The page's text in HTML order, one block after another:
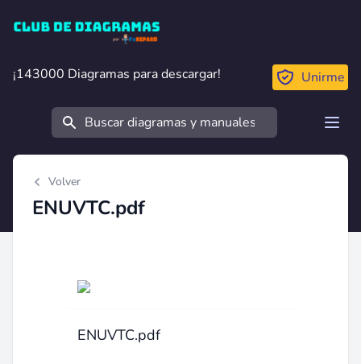
Club de Diagramas
¡143000 Diagramas para descargar!
¡143000 Diagramas para descargar! Unirme
Buscar
Volver
ENUVTC.pdf
ENUVTC.pdf